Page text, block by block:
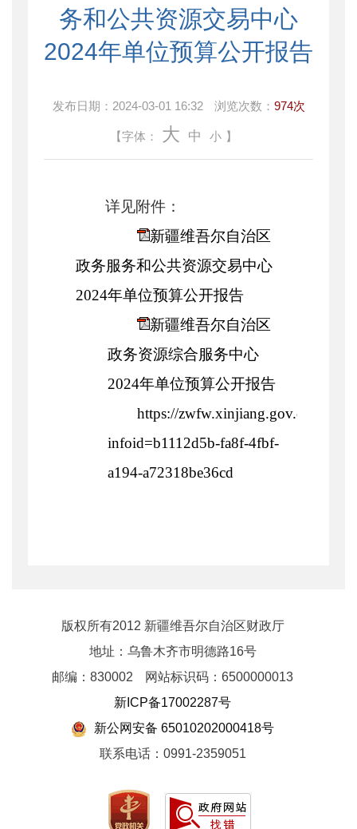
务和公共资源交易中心
2024年单位预算公开报告
发布日期： 2024-03-01 16:32 浏览次数： 974次
【字体： 大 中 小 】
详见附件：
新疆维吾尔自治区
政务服务和公共资源交易中心
2024年单位预算公开报告
新疆维吾尔自治区
政务资源综合服务中心
2024年单位预算公开报告
https://zwfw.xinjiang.gov.cn/
infoid=b1112d5b-fa8f-4fbf-
a194-a72318be36cd
版权所有2012 新疆维吾尔自治区财政厅
地址：乌鲁木齐市明德路16号
邮编：830002
网站标识码：6500000013
新ICP备17002287号
新公网安备 65010202000418号
联系电话：0991-2359051